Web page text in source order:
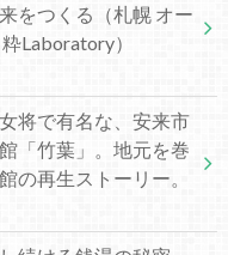
をつくる（札幌 オー
Laboratory）
将で有名な、安来市
「竹葉」。地元を巻
の再生ストーリー。